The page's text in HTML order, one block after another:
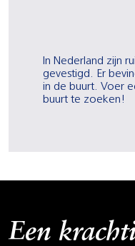
In Nederland zijn
gevestigd. Er
in de buurt. Voer
buurt te zoeken!
Een